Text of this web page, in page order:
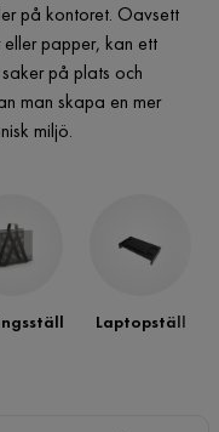
på kontoret. Oavsett
papper, kan ett
på plats och
man skapa en mer
miljö.
Laptopställ